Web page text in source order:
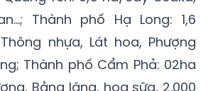
Thành phố Hạ Long: 1,6
nhựa, Lát hoa, Phượng
Thành phố Cẩm Phả: 02ha
Bằng lăng, hoa sữa, 2.000